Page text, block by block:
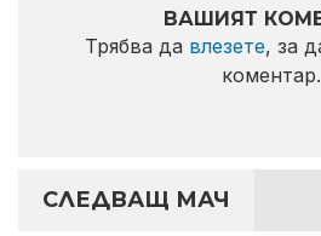
ВАШИЯТ
Трябва да влезете, за
коментар.
СЛЕДВАЩ МАЧ